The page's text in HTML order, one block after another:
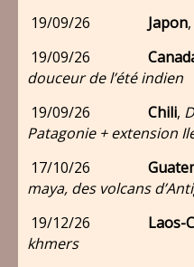
19/09/26 Japon,
19/09/26
douceur de l’été indien
19/09/26 Chili,
Patagonie + extension
17/10/26
maya, des volcans
19/12/26 Laos-
khmers